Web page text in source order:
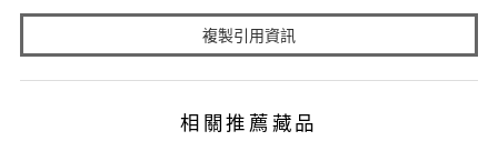
複製引用資訊
相關推薦藏品